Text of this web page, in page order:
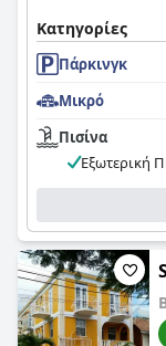
Κατηγορίες
Πάρκινγκ
Μικρό
Πισίνα
Εξωτερική